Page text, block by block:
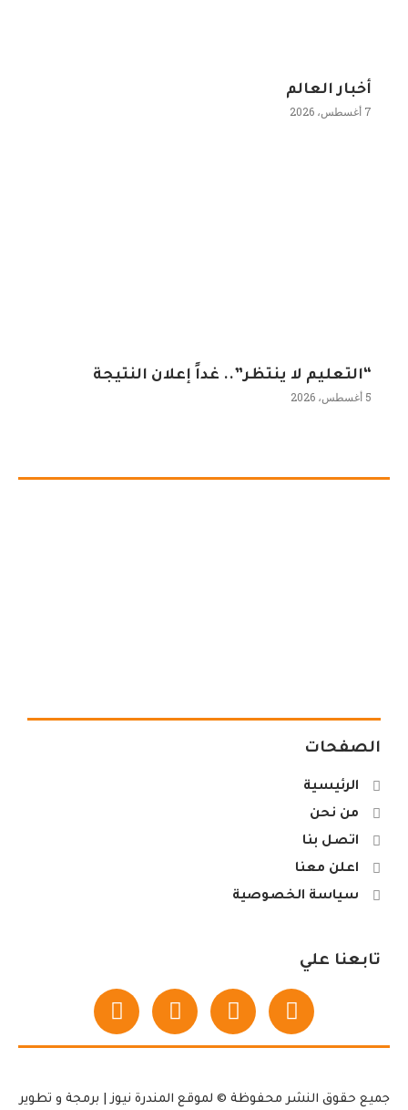
أخبار العالم
7 أغسطس، 2026
“التعليم لا ينتظر”.. غداً إعلان النتيجة
5 أغسطس، 2026
الصفحات
الرئيسية
من نحن
اتصل بنا
اعلن معنا
سياسة الخصوصية
تابعنا علي
جميع حقوق النشر محفوظة © لموقع المندرة نيوز | برمجة و تطوير